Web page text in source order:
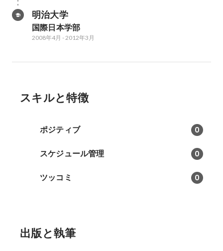
明治大学
国際日本学部
2008年4月 - 2012年3月
スキルと特徴
ポジティブ 0
スケジュール管理 0
ツッコミ 0
出版と執筆